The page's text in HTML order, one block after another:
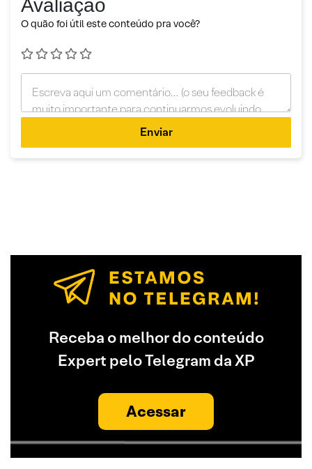
Avaliação
O quão foi útil este conteúdo pra você?
Enviar
Receba o melhor do conteúdo
Expert pelo Telegram da XP
Acessar